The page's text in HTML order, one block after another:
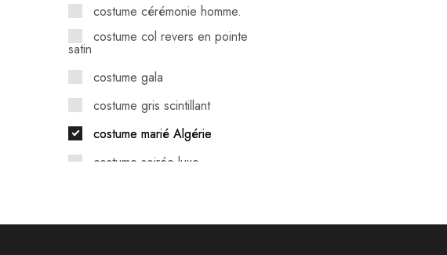
costume cérémonie homme.
costume col revers en pointe
satin
costume gala
costume gris scintillant
costume marié Algérie
costume soirée luxe.